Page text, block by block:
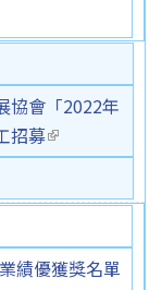
協會「2022年
招募(link is
external)
績優獲獎名單